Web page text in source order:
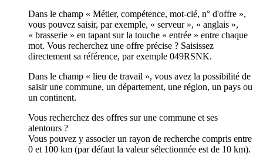
Dans le champ « Métier, compétence, mot-clé, n° d'offre »,
vous pouvez saisir, par exemple, « serveur », « anglais »,
« brasserie » en tapant sur la touche « entrée » entre chaque
mot. Vous recherchez une offre précise ? Saisissez
directement sa référence, par exemple 049RSNK.
Dans le champ « lieu de travail », vous avez la possibilité de
saisir une commune, un département, une région, un pays ou
un continent.
Vous recherchez des offres sur une commune et ses
alentours ?
Vous pouvez y associer un rayon de recherche compris entre
0 et 100 km (par défaut la valeur sélectionnée est de 10 km).